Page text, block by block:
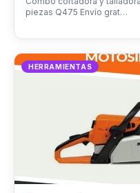
piezas Q475 Envío grat…
HERRAMIENTAS